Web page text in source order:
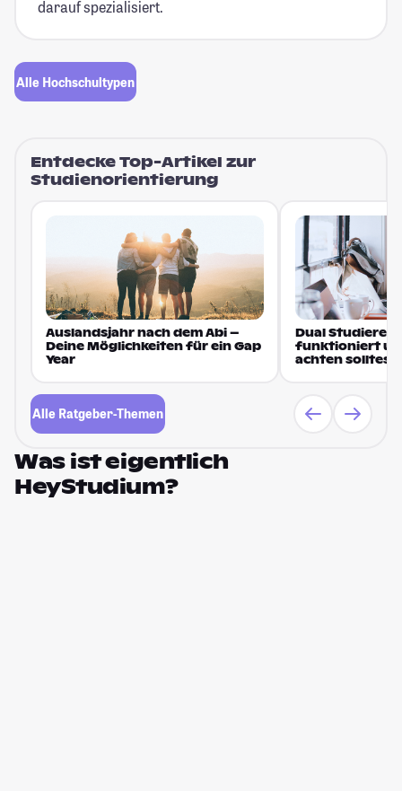
darauf spezialisiert.
Alle Hochschultypen
Entdecke Top-Artikel zur
Studienorientierung
Auslandsjahr nach dem Abi –
Deine Möglichkeiten für ein Gap
Year
Dual Studieren
funktioniert
achten solltest
Alle Ratgeber-Themen
Was ist eigentlich
HeyStudium?